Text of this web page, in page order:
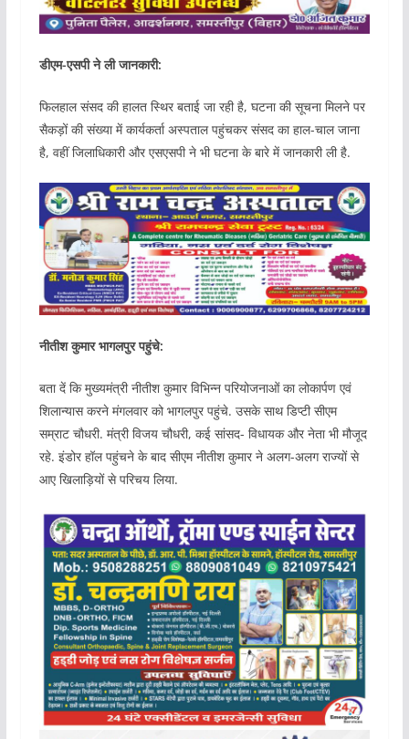
डीएम-एसपी ने ली जानकारी:
फिलहाल संसद की हालत स्थिर बताई जा रही है, घटना की सूचना मिलने पर
सैकड़ों की संख्या में कार्यकर्ता अस्पताल पहुंचकर संसद का हाल-चाल जाना
है, वहीं जिलाधिकारी और एसएसपी ने भी घटना के बारे में जानकारी ली है.
नीतीश कुमार भागलपुर पहुंचे:
बता दें कि मुख्यमंत्री नीतीश कुमार विभिन्न परियोजनाओं का लोकार्पण एवं
शिलान्यास करने मंगलवार को भागलपुर पहुंचे. उसके साथ डिप्टी सीएम
सम्राट चौधरी. मंत्री विजय चौधरी, कई सांसद- विधायक और नेता भी मौजूद
रहे. इंडोर हॉल पहुंचने के बाद सीएम नीतीश कुमार ने अलग-अलग राज्यों से
आए खिलाड़ियों से परिचय लिया.